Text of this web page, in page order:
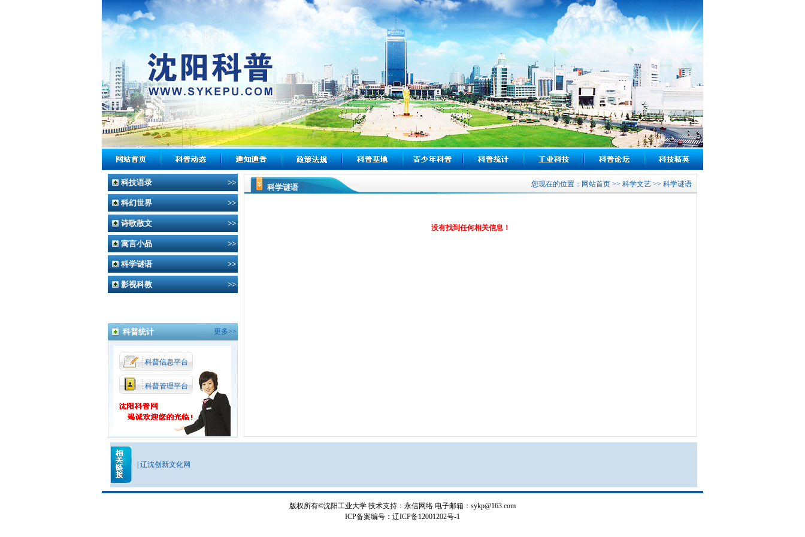
科技语录 >>
科幻世界 >>
诗歌散文 >>
寓言小品 >>
科学谜语 >>
影视科教 >>
科普统计 更多>>
科普信息平台
科普管理平台
科学谜语 您现在的位置： 网站首页 >> 科学文艺 >> 科学谜语
没有找到任何相关信息！
辽沈创新文化网
版权所有©沈阳工业大学 技术支持：永信网络 电子邮箱：sykp@163.com
ICP备案编号：辽ICP备12001202号-1